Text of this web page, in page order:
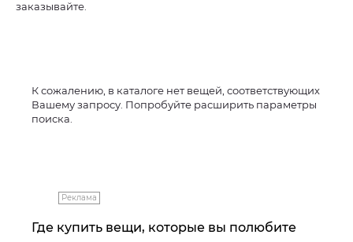
заказывайте.
К сожалению, в каталоге нет вещей, соответствующих
Вашему запросу. Попробуйте расширить параметры
поиска.
Реклама
Где купить вещи, которые вы полюбите